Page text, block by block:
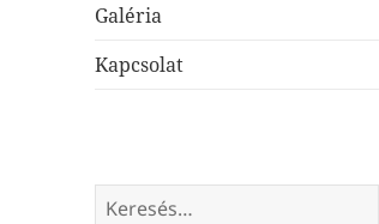
Galéria
Kapcsolat
Keresés: